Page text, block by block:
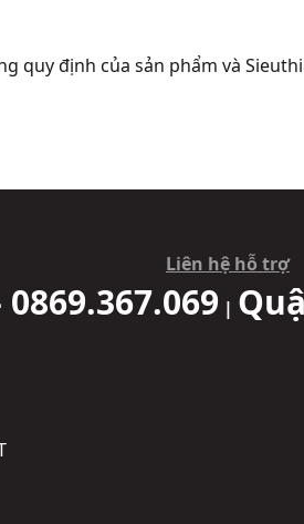
quy định của sản phẩm và
Liên hệ hỗ trợ
|